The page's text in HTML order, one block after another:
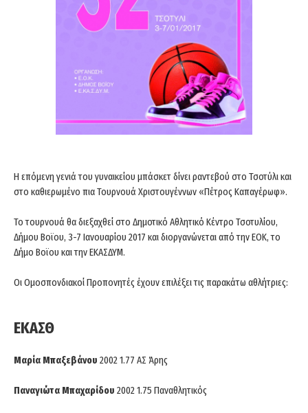
Η επόμενη γενιά του γυναικείου μπάσκετ δίνει ραντεβού στο Τσοτύλι και
στο καθιερωμένο πια Τουρνουά Χριστουγέννων «Πέτρος Καπαγέρωφ».
Το τουρνουά θα διεξαχθεί στο Δημοτικό Αθλητικό Κέντρο Τσοτυλίου,
Δήμου Βοϊου, 3-7 Ιανουαρίου 2017 και διοργανώνεται από την ΕΟΚ, το
Δήμο Βοϊου και την ΕΚΑΣΔΥΜ.
Οι Ομοσπονδιακοί Προπονητές έχουν επιλέξει τις παρακάτω αθλήτριες:
ΕΚΑΣΘ
Μαρία Μπαξεβάνου 2002 1.77 ΑΣ Άρης
Παναγιώτα Μπαχαρίδου 2002 1.75 Παναθλητικός